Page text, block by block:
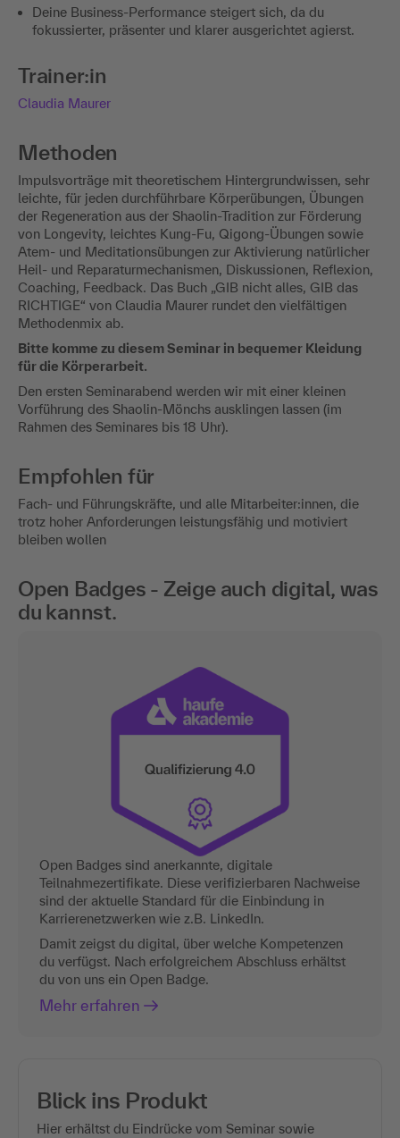
Deine Business‑Performance steigert sich, da du
fokussierter, präsenter und klarer ausgerichtet agierst.
Trainer:in
Claudia Maurer
Methoden
Impulsvorträge mit theoretischem Hintergrundwissen, sehr
leichte, für jeden durchführbare Körperübungen, Übungen
der Regeneration aus der Shaolin-Tradition zur Förderung
von Longevity, leichtes Kung-Fu, Qigong-Übungen sowie
Atem- und Meditationsübungen zur Aktivierung natürlicher
Heil- und Reparaturmechanismen, Diskussionen, Reflexion,
Coaching, Feedback. Das Buch „GIB nicht alles, GIB das
RICHTIGE“ von Claudia Maurer rundet den vielfältigen
Methodenmix ab.
Bitte komme zu diesem Seminar in bequemer Kleidung
für die Körperarbeit.
Den ersten Seminarabend werden wir mit einer kleinen
Vorführung des Shaolin-Mönchs ausklingen lassen (im
Rahmen des Seminares bis 18 Uhr).
Empfohlen für
Fach- und Führungskräfte, und alle Mitarbeiter:innen, die
trotz hoher Anforderungen leistungsfähig und motiviert
bleiben wollen
Open Badges - Zeige auch digital, was
du kannst.
Open Badges sind anerkannte, digitale
Teilnahmezertifikate. Diese verifizierbaren Nachweise
sind der aktuelle Standard für die Einbindung in
Karrierenetzwerken wie z.B. LinkedIn.
Damit zeigst du digital, über welche Kompetenzen
du verfügst. Nach erfolgreichem Abschluss erhältst
du von uns ein Open Badge.
Mehr erfahren
Blick ins Produkt
Hier erhältst du Eindrücke vom Seminar sowie